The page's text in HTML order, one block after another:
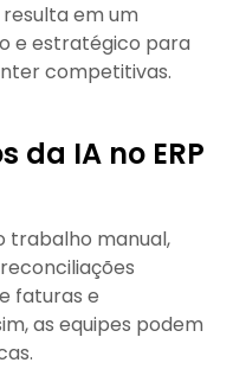
em um
e estratégico para
competitivas.
da IA no ERP
trabalho manual,
faturas e
as equipes podem